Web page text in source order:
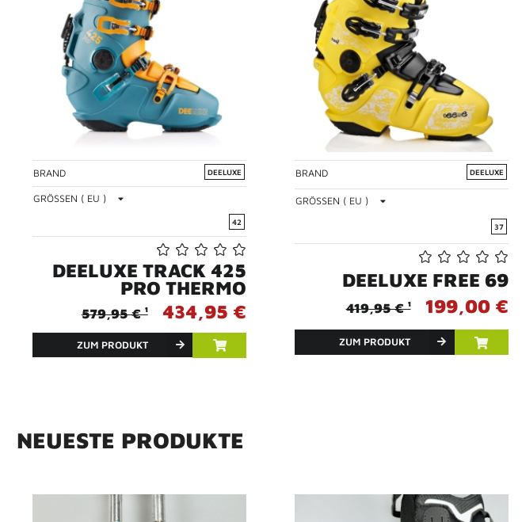
BRAND DEELUXE
GRÖSSEN ( EU )
42
DEELUXE TRACK 425
PRO THERMO
579,95 € ¹ 434,95 €
ZUM PRODUKT
BRAND DEELUXE
GRÖSSEN ( EU )
37
DEELUXE FREE 69
419,95 € ¹ 199,00 €
ZUM PRODUKT
NEUESTE PRODUKTE